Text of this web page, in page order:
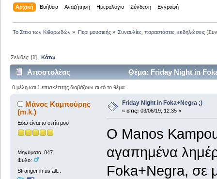
Αρχική Βοήθεια Αναζήτηση Ημερολόγιο Σύνδεση Εγγραφή
Το Στέκι των Κιθαρωδών » Περι μουσικής» Συναυλίες, παραστάσεις, εκδηλώσεις
Σελίδες: [1]Κάτω
Αποστολέας Θέμα: Friday Night in
0 μέλη και 1 επισκέπτης διαβάζουν αυτό το θέμα.
Μάνος Καμπούρης
(m.k.)
Εδώ είναι το σπίτι μου
Μηνύματα: 847
Φύλο:
Stranger in us all...
Friday Night in Foka+Negra ;)
« στις: 03/06/19, 12:35 »
Ο Manos
αγαπημένα
Foka+Negra, σε